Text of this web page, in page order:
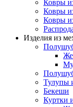
Ковры
Ковры
Ковры
Изделия из
Тулупы
Бекеши
Куртки